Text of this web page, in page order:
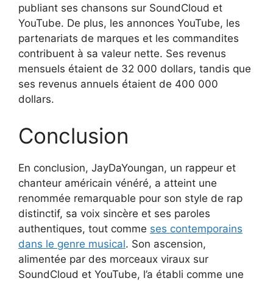
publiant ses chansons sur SoundCloud et
YouTube. De plus, les annonces YouTube, les
partenariats de marques et les commandites
contribuent à sa valeur nette. Ses revenus
mensuels étaient de 32 000 dollars, tandis que
ses revenus annuels étaient de 400 000
dollars.
Conclusion
En conclusion, JayDaYoungan, un rappeur et
chanteur américain vénéré, a atteint une
renommée remarquable pour son style de rap
distinctif, sa voix sincère et ses paroles
authentiques, tout comme ses contemporains
dans le genre musical. Son ascension,
alimentée par des morceaux viraux sur
SoundCloud et YouTube, l’a établi comme une